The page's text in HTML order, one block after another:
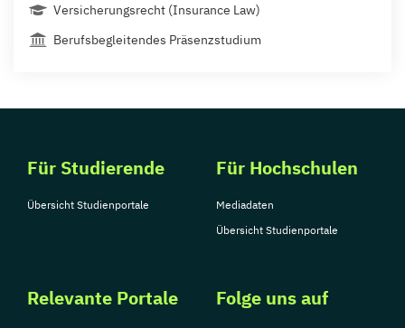
Versicherungsrecht (Insurance Law)
Berufsbegleitendes Präsenzstudium
Für Studierende
Übersicht Studienportale
Für Hochschulen
Mediadaten
Übersicht Studienportale
Relevante Portale Folge uns auf